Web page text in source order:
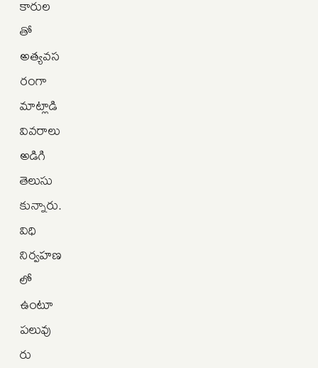
కారుల
తో
అత్యవస
రంగా
మాట్లాడి
వివరాలు
అడిగి
తెలుసు
కున్నారు.
విధి
నిర్వహణ
లో
ఉంటూ
పలువు
రు